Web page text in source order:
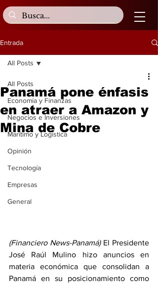
Entrada
All Posts
Economía y Finanzas
Negocios e Inversiones
Marítimo y Logística
Opinión
Tecnología
Empresas
General
All Posts
Panamá pone énfasis
en atraer a Amazon y
Mina de Cobre
(Financiero News-Panamá) El Presidente
José Raúl Mulino hizo anuncios en
materia económica que consolidan a
Panamá en su posicionamiento como